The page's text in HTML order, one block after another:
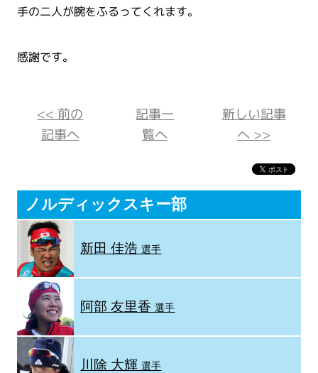
手の二人が腕をふるってくれます。
感謝です。
<< 前の
記事へ
記事一
覧へ
新しい記事
へ >>
ノルディックスキー部
新田 佳浩選手
阿部 友里香選手
川除 大輝選手